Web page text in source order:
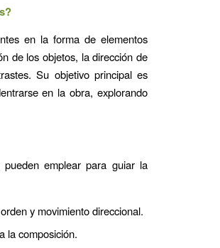
en la forma de elementos
de los objetos, la dirección de
Su objetivo principal es
en la obra, explorando
emplear para guiar la
y movimiento direccional.
la composición.